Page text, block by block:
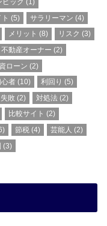
ピック (1)
(5) サラリーマン (4)
メリット (8) リスク (3)
不動産オーナー (2)
ローン (2)
者 (10) 利回り (5)
失敗 (2) 対処法 (2)
比較サイト (2)
節税 (4) 芸能人 (2)
(3)